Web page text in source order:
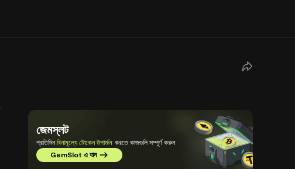
জেমস্লট
প্রতিদিনবিনামূল্যে টোকেন উপার্জন করতে কাজগুলি সম্পূর্ণ করুন
GemSlot এ যান